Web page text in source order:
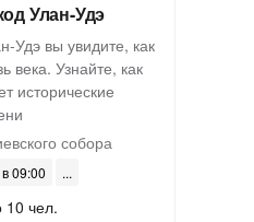
Улан-Удэ
Удэ вы увидите, как
века. Узнайте, как
исторические
собора
в 09:00
10 чел.